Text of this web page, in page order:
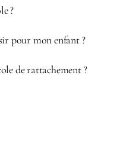
?
pour mon enfant ?
de rattachement ?